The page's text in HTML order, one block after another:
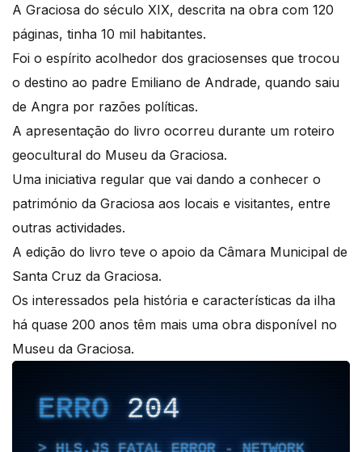
A Graciosa do século XIX, descrita na obra com 120
páginas, tinha 10 mil habitantes.
Foi o espírito acolhedor dos graciosenses que trocou
o destino ao padre Emiliano de Andrade, quando saiu
de Angra por razões políticas.
A apresentação do livro ocorreu durante um roteiro
geocultural do Museu da Graciosa.
Uma iniciativa regular que vai dando a conhecer o
património da Graciosa aos locais e visitantes, entre
outras actividades.
A edição do livro teve o apoio da Câmara Municipal de
Santa Cruz da Graciosa.
Os interessados pela história e características da ilha
há quase 200 anos têm mais uma obra disponível no
Museu da Graciosa.